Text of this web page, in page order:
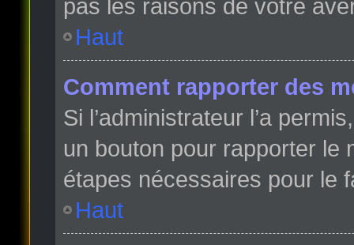
pas les raisons de votre
Haut
Comment rapporter des
Si l’administrateur l’a
un bouton pour rapporter le
étapes nécessaires pour le
Haut